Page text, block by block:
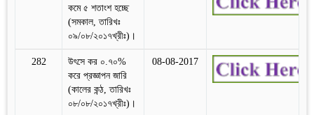
কমে ৫ শতাংশ হচ্ছে
(সমকাল, তারিখঃ
০৯/০৮/২০১৭খ্রীঃ)।
282
উৎসে কর ০.৭০%
করে প্রজ্ঞাপন জারি
(কালের কন্ঠ, তারিখঃ
০৮/০৮/২০১৭খ্রীঃ)।
08-08-2017